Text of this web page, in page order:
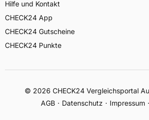
Hilfe und Kontakt
CHECK24 App
CHECK24 Gutscheine
CHECK24 Punkte
© 2026 CHECK24 Vergleichsportal
AGB
Datenschutz Impressum